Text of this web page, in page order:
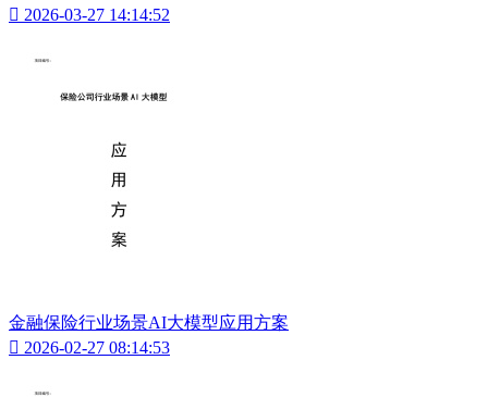
 2026-03-27 14:14:52
金融保险行业场景AI大模型应用方案
 2026-02-27 08:14:53